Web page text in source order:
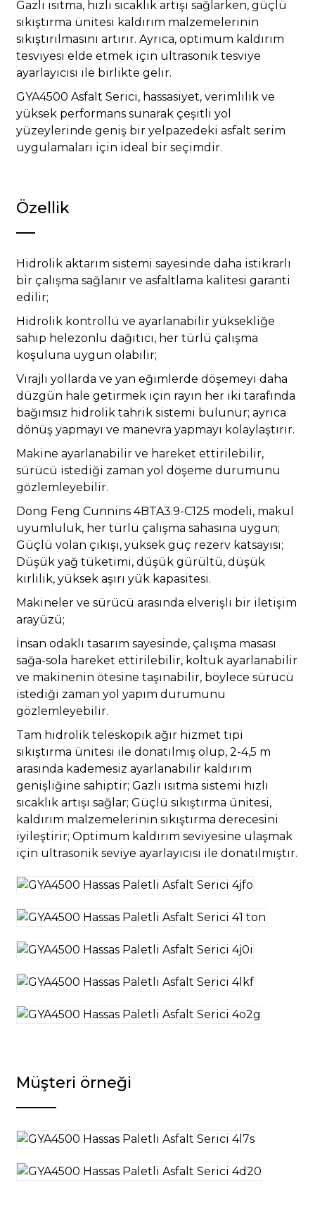
Gazlı ısıtma, hızlı sıcaklık artışı sağlarken, güçlü
sıkıştırma ünitesi kaldırım malzemelerinin
sıkıştırılmasını artırır. Ayrıca, optimum kaldırım
tesviyesi elde etmek için ultrasonik tesviye
ayarlayıcısı ile birlikte gelir.
GYA4500 Asfalt Serici, hassasiyet, verimlilik ve
yüksek performans sunarak çeşitli yol
yüzeylerinde geniş bir yelpazedeki asfalt serim
uygulamaları için ideal bir seçimdir.
Özellik
Hidrolik aktarım sistemi sayesinde daha istikrarlı
bir çalışma sağlanır ve asfaltlama kalitesi garanti
edilir;
Hidrolik kontrollü ve ayarlanabilir yüksekliğe
sahip helezonlu dağıtıcı, her türlü çalışma
koşuluna uygun olabilir;
Virajlı yollarda ve yan eğimlerde döşemeyi daha
düzgün hale getirmek için rayın her iki tarafında
bağımsız hidrolik tahrik sistemi bulunur; ayrıca
dönüş yapmayı ve manevra yapmayı kolaylaştırır.
Makine ayarlanabilir ve hareket ettirilebilir,
sürücü istediği zaman yol döşeme durumunu
gözlemleyebilir.
Dong Feng Cunnins 4BTA3.9-C125 modeli, makul
uyumluluk, her türlü çalışma sahasına uygun;
Güçlü volan çıkışı, yüksek güç rezerv katsayısı;
Düşük yağ tüketimi, düşük gürültü, düşük
kirlilik, yüksek aşırı yük kapasitesi.
Makineler ve sürücü arasında elverişli bir iletişim
arayüzü;
İnsan odaklı tasarım sayesinde, çalışma masası
sağa-sola hareket ettirilebilir, koltuk ayarlanabilir
ve makinenin ötesine taşınabilir, böylece sürücü
istediği zaman yol yapım durumunu
gözlemleyebilir.
Tam hidrolik teleskopik ağır hizmet tipi
sıkıştırma ünitesi ile donatılmış olup, 2-4,5 m
arasında kademesiz ayarlanabilir kaldırım
genişliğine sahiptir; Gazlı ısıtma sistemi hızlı
sıcaklık artışı sağlar; Güçlü sıkıştırma ünitesi,
kaldırım malzemelerinin sıkıştırma derecesini
iyileştirir; Optimum kaldırım seviyesine ulaşmak
için ultrasonik seviye ayarlayıcısı ile donatılmıştır.
Müşteri örneği